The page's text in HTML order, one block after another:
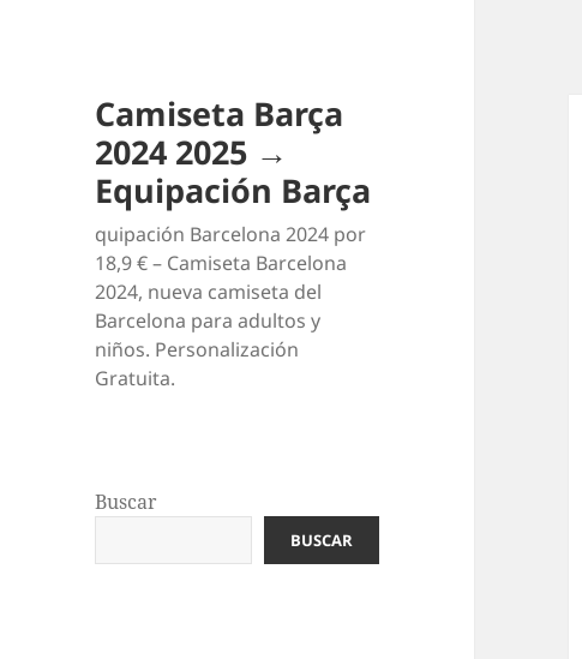
Camiseta Barça
2024 2025 →
Equipación Barça
quipación Barcelona 2024 por
18,9 € – Camiseta Barcelona
2024, nueva camiseta del
Barcelona para adultos y
niños. Personalización
Gratuita.
Buscar
BUSCAR